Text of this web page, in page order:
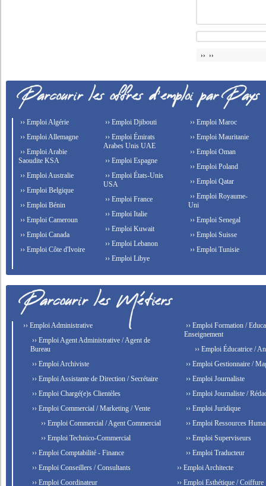
›› ››
›› Emploi Algérie
›› Emploi Allemagne
›› Emploi Arabie
Saoudite KSA
›› Emploi Australie
›› Emploi Belgique
›› Emploi Bénin
›› Emploi Cameroun
›› Emploi Canada
›› Emploi Côte d'Ivoire
›› Emploi Djibouti
›› Emploi Émirats
Arabes Unis UAE
›› Emploi Espagne
›› Emploi États-Unis
USA
›› Emploi France
›› Emploi Italie
›› Emploi Kuwait
›› Emploi Lebanon
›› Emploi Libye
›› Emploi Maroc
›› Emploi Mauritanie
›› Emploi Oman
›› Emploi Poland
›› Emploi Qatar
›› Emploi Royaume-
Uni
›› Emploi Senegal
›› Emploi Suisse
›› Emploi Tunisie
›› Emploi Administrative
›› Emploi Agent Administrative / Agent de
Bureau
›› Emploi Archiviste
›› Emploi Assistante de Direction / Secrétaire
›› Emploi Chargé(e)s Clientèles
›› Emploi Commercial / Marketing / Vente
›› Emploi Commercial / Agent Commercial
›› Emploi Technico-Commercial
›› Emploi Comptabilité - Finance
›› Emploi Conseillers / Consultants
›› Emploi Coordinateur
›› Emploi Formation /
Enseignement
›› Emploi Éducatrice /
›› Emploi Gestionnaire /
›› Emploi Journaliste
›› Emploi Journaliste /
›› Emploi Juridique
›› Emploi Ressources
›› Emploi Superviseurs
›› Emploi Traducteur
›› Emploi Architecte
›› Emploi Esthétique / Coiffure